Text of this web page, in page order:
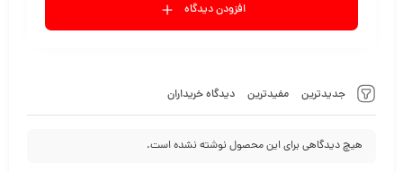
جدیدترین مفیدترین دیدگاه خریداران
هیچ دیدگاهی برای این محصول نوشته نشده است.
افزودن دیدگاه